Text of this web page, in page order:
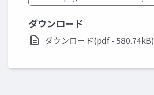
ダウンロード
ダウンロード(pdf - 580.74kB)